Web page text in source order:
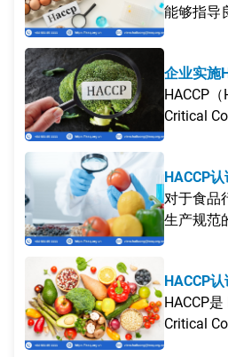
能够指导
的实施，
品安全、
企业实施
析与关键
HACCP
Critical
与关键控
安全管理
评估和控
通过程中
食品安全
HACCP
控制点
对于食品
生产规范
以确保食
HACCP
控制点体
HACCP
Critical
与关键控